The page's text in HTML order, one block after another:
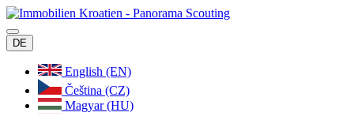
DE
English (EN)
Čeština (CZ)
Magyar (HU)